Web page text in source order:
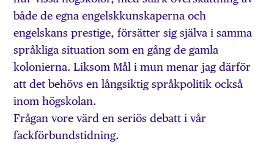
både de egna engelskkunskaperna och
engelskans prestige, försätter sig själva i samma
språkliga situation som en gång de gamla
kolonierna. Liksom Mål i mun menar jag därför
att det behövs en långsiktig språkpolitik också
inom högskolan.
Frågan vore värd en seriös debatt i vår
fackförbundstidning.